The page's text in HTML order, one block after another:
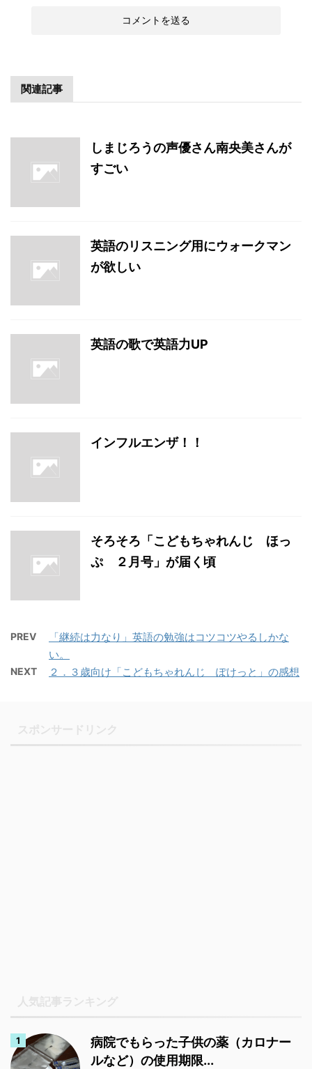
関連記事
しまじろうの声優さん南央美さんが
すごい
英語のリスニング用にウォークマン
が欲しい
英語の歌で英語力UP
インフルエンザ！！
そろそろ「こどもちゃれんじ ほっ
ぷ ２月号」が届く頃
PREV
「継続は力なり」英語の勉強はコツコツやるしかな
い。
NEXT ２．３歳向け「こどもちゃれんじ ぽけっと」の感想
病院でもらった子供の薬（カロナー
ルなど）の使用期限...